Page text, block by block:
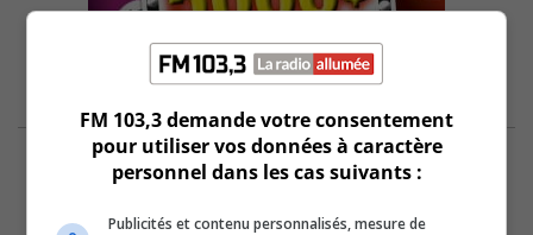
FM 103,3 demande votre consentement
pour utiliser vos données à caractère
personnel dans les cas suivants :
Publicités et contenu personnalisés, mesure de